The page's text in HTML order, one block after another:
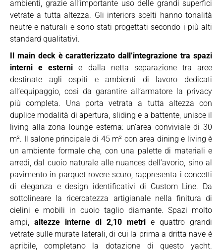
ambienti, grazie all’importante uso delle grandi superfici
vetrate a tutta altezza. Gli interiors scelti hanno tonalità
neutre e naturali e sono stati progettati secondo i più alti
standard qualitativi.
Il main deck è caratterizzato dall’integrazione tra spazi
interni e esterni e dalla netta separazione tra aree
destinate agli ospiti e ambienti di lavoro dedicati
all’equipaggio, così da garantire all’armatore la privacy
più completa. Una porta vetrata a tutta altezza con
duplice modalità di apertura, sliding e a battente, unisce il
living alla zona lounge esterna: un’area conviviale di 30
m². Il salone principale di 45 m² con area dining e living è
un ambiente formale che, con una palette di materiali e
arredi, dal cuoio naturale alle nuances dell’avorio, sino al
pavimento in parquet rovere scuro, rappresenta i concetti
di eleganza e design identificativi di Custom Line. Da
sottolineare la ricercatezza artigianale nella finitura di
cielini e mobili in cuoio taglio diamante. Spazi molto
ampi, altezze interne di 2,10 metri e quattro grandi
vetrate sulle murate laterali, di cui la prima a dritta nave è
apribile, completano la dotazione di questo yacht.